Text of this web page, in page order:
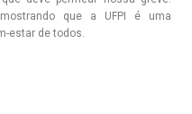
que a UFPI é uma
estar de todos.